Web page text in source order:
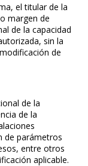
el titular de la
margen de
de la capacidad
sin la
de
de la
de la
de parámetros
entre otros
aplicable.